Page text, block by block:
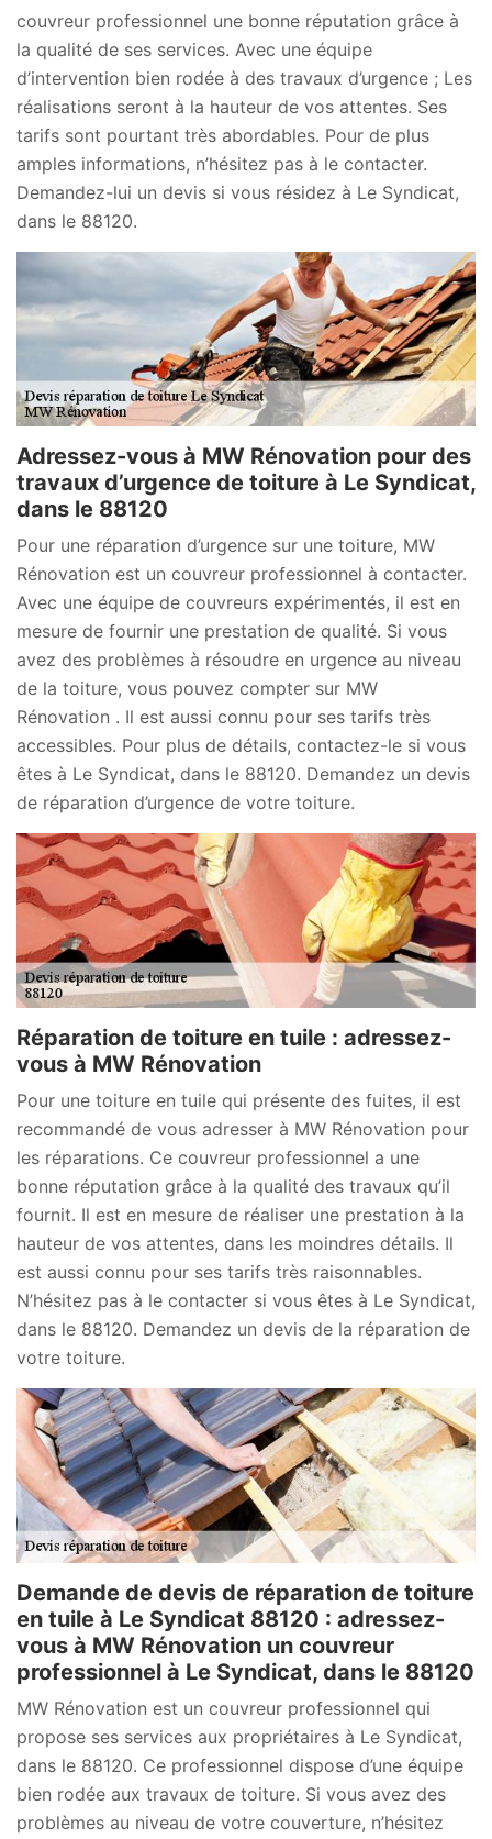
couvreur professionnel une bonne réputation grâce à
la qualité de ses services. Avec une équipe
d’intervention bien rodée à des travaux d’urgence ; Les
réalisations seront à la hauteur de vos attentes. Ses
tarifs sont pourtant très abordables. Pour de plus
amples informations, n’hésitez pas à le contacter.
Demandez-lui un devis si vous résidez à Le Syndicat,
dans le 88120.
Adressez-vous à MW Rénovation pour des
travaux d’urgence de toiture à Le Syndicat,
dans le 88120
Pour une réparation d’urgence sur une toiture, MW
Rénovation est un couvreur professionnel à contacter.
Avec une équipe de couvreurs expérimentés, il est en
mesure de fournir une prestation de qualité. Si vous
avez des problèmes à résoudre en urgence au niveau
de la toiture, vous pouvez compter sur MW
Rénovation . Il est aussi connu pour ses tarifs très
accessibles. Pour plus de détails, contactez-le si vous
êtes à Le Syndicat, dans le 88120. Demandez un devis
de réparation d’urgence de votre toiture.
Réparation de toiture en tuile : adressez-
vous à MW Rénovation
Pour une toiture en tuile qui présente des fuites, il est
recommandé de vous adresser à MW Rénovation pour
les réparations. Ce couvreur professionnel a une
bonne réputation grâce à la qualité des travaux qu’il
fournit. Il est en mesure de réaliser une prestation à la
hauteur de vos attentes, dans les moindres détails. Il
est aussi connu pour ses tarifs très raisonnables.
N’hésitez pas à le contacter si vous êtes à Le Syndicat,
dans le 88120. Demandez un devis de la réparation de
votre toiture.
Demande de devis de réparation de toiture
en tuile à Le Syndicat 88120 : adressez-
vous à MW Rénovation un couvreur
professionnel à Le Syndicat, dans le 88120
MW Rénovation est un couvreur professionnel qui
propose ses services aux propriétaires à Le Syndicat,
dans le 88120. Ce professionnel dispose d’une équipe
bien rodée aux travaux de toiture. Si vous avez des
problèmes au niveau de votre couverture, n’hésitez